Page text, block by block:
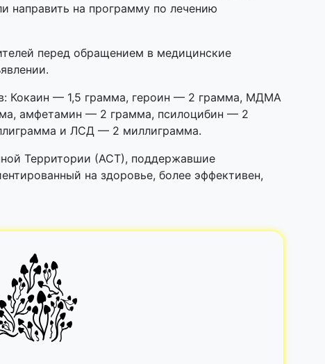
направить на программу по лечению
перед обращением в медицинские
Кокаин — 1,5 грамма, героин — 2 грамма, МДМА
амфетамин — 2 грамма, псилоцибин — 2
и ЛСД — 2 миллиграмма.
Территории (АСТ), поддержавшие
на здоровье, более эффективен,